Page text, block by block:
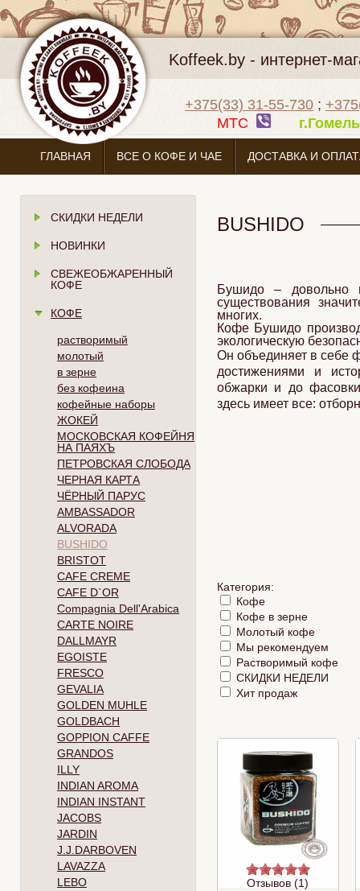
Koffeek.by - интернет-
+375(33) 31-55-730 ;
МТС
ГЛАВНАЯ ВСЕ О КОФЕ И ЧАЕ ДОСТАВКА И
СКИДКИ НЕДЕЛИ
НОВИНКИ
СВЕЖЕОБЖАРЕННЫЙ
КОФЕ
КОФЕ
растворимый
молотый
в зерне
без кофеина
кофейные наборы
ЖОКЕЙ
МОСКОВСКАЯ КОФЕЙНЯ
НА ПАЯХЪ
ПЕТРОВСКАЯ СЛОБОДА
ЧЕРНАЯ КАРТА
ЧЁРНЫЙ ПАРУС
AMBASSADOR
ALVORADA
BUSHIDO
BRISTOT
CAFE CREME
CAFE D`OR
Compagnia Dell'Arabica
CARTE NOIRE
DALLMAYR
EGOISTE
FRESCO
GEVALIA
GOLDEN MUHLE
GOLDBACH
GOPPION CAFFE
GRANDOS
ILLY
INDIAN AROMA
INDIAN INSTANT
JACOBS
JARDIN
J.J.DARBOVEN
LAVAZZA
LEBO
BUSHIDO
Бушидо – довольно
существования
многих.
Кофе Бушидо
экологическую
Он объединяет в себе
достижениями и
обжарки и до
здесь имеет все:
Категория:
Кофе
Кофе в зерне
Молотый кофе
Мы рекомендуем
Растворимый кофе
СКИДКИ НЕДEЛИ
Хит продаж
Отзывов (1)